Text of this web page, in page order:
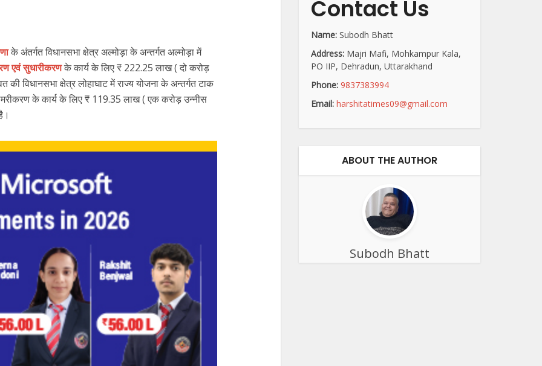
के अंतर्गत विधानसभा क्षेत्र अल्मोड़ा के अन्तर्गत अल्मोड़ा में
एवं सुधारीकरणके कार्य के लिए ₹ 222.25 लाख ( दो करोड़
विधानसभा क्षेत्र लोहाघाट में राज्य योजना के अन्तर्गत टाक
के कार्य के लिए ₹ 119.35 लाख ( एक करोड़ उन्नीस
Contact Us
Name: Subodh Bhatt
Address: Majri Mafi, Mohkampur Kala,
PO IIP, Dehradun, Uttarakhand
Phone: 9837383994
Email: harshitatimes09@gmail.com
ABOUT THE AUTHOR
Subodh Bhatt